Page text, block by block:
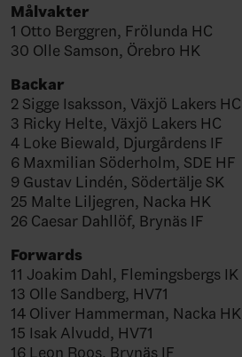
Målvakter
1 Otto Berggren, Frölunda HC
30 Olle Samson, Örebro HK
Backar
2 Sigge Isaksson, Växjö Lakers HC
3 Ricky Helte, Växjö Lakers HC
4 Loke Biewald, Djurgårdens IF
6 Maxmilian Söderholm, SDE HF
9 Gustav Lindén, Södertälje SK
25 Malte Liljegren, Nacka HK
26 Caesar Dahllöf, Brynäs IF
Forwards
11 Joakim Dahl, Flemingsbergs IK
13 Olle Sandberg, HV71
14 Oliver Hammerman, Nacka HK
15 Isak Alvudd, HV71
16 Leon Roos, Brynäs IF